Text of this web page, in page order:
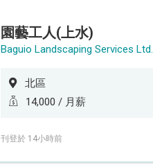
園藝工人(上水)
Baguio Landscaping Services Ltd.
北區
14,000 / 月薪
刊登於 14小時前